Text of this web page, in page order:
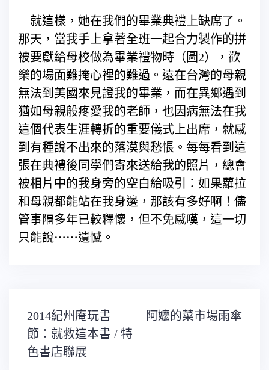
就這樣，她在我們的畢業典禮上缺席了。
那天，當我手上拿著全班一起合力製作的拼
被要獻給母校做為畢業禮物時（圖2），歡
樂的場面難掩心裡的難過。遠在台灣的母親
無法到美國來見證我的畢業，而在異鄉遇到
猶如母親般疼愛我的老師，也因病無法在我
這個代表生涯轉折的重要儀式上出席，就感
到有種說不出來的落漠與愁悵。每每看到這
張在典禮後同學們寄來送給我的照片，總會
被相片中的我身旁的空白給吸引：如果蘿拉
和母親都能站在我身邊，那該有多好啊！儘
管事隔多年已較釋懷，但不免感嘆，這一切
只能說⋯⋯遺憾。
文
章
導
覽
2014紀州庵玩書
節：就救這本書 / 特
色書店聯展
阿嬤的菜市場雨傘